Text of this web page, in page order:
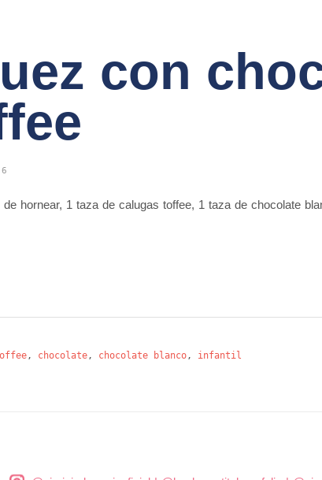
con
hornear, 1 taza de calugas toffee, 1 taza de chocolate
, chocolate, chocolate blanco, infantil